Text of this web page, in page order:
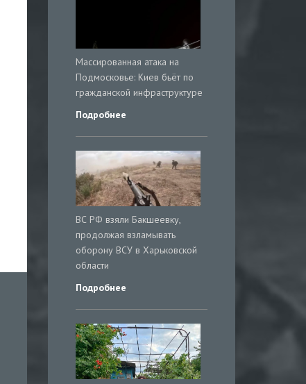
Массированная атака на
Подмосковье: Киев бьёт по
гражданской инфраструктуре
Подробнее
ВС РФ взяли Бакшеевку,
продолжая взламывать
оборону ВСУ в Харьковской
области
Подробнее